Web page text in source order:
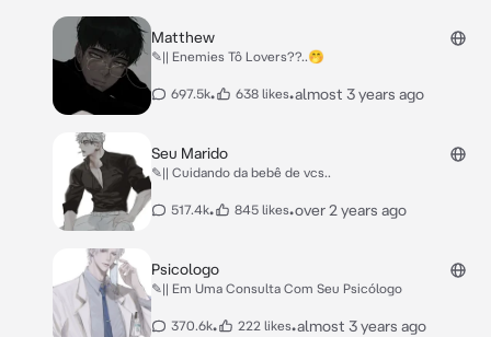
Matthew
✎|| Enemies Tô Lovers??..🤭
697.5k• 638 likes•almost 3 years ago
Seu Marido
✎|| Cuidando da bebê de vcs..
517.4k• 845 likes•over 2 years ago
Psicologo
✎|| Em Uma Consulta Com Seu Psicólogo
370.6k• 222 likes•almost 3 years ago